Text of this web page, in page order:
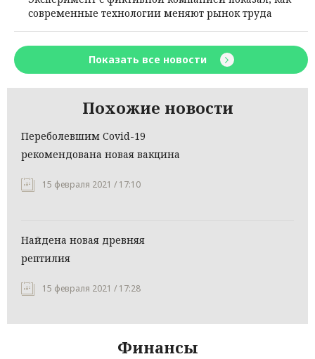
современные технологии меняют рынок труда
Показать все новости
Похожие новости
Переболевшим Covid-19
рекомендована новая вакцина
15 февраля 2021 / 17:10
Найдена новая древняя
рептилия
15 февраля 2021 / 17:28
Финансы